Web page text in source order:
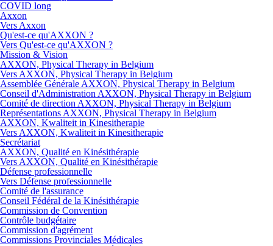
COVID long
Axxon
Vers Axxon
Qu'est-ce qu'AXXON ?
Vers Qu'est-ce qu'AXXON ?
Mission & Vision
AXXON, Physical Therapy in Belgium
Vers AXXON, Physical Therapy in Belgium
Assemblée Générale AXXON, Physical Therapy in Belgium
Conseil d'Administration AXXON, Physical Therapy in Belgium
Comité de direction AXXON, Physical Therapy in Belgium
Représentations AXXON, Physical Therapy in Belgium
AXXON, Kwaliteit in Kinesitherapie
Vers AXXON, Kwaliteit in Kinesitherapie
Secrétariat
AXXON, Qualité en Kinésithérapie
Vers AXXON, Qualité en Kinésithérapie
Défense professionnelle
Vers Défense professionnelle
Comité de l'assurance
Conseil Fédéral de la Kinésithérapie
Commission de Convention
Contrôle budgétaire
Commission d'agrément
Commissions Provinciales Médicales